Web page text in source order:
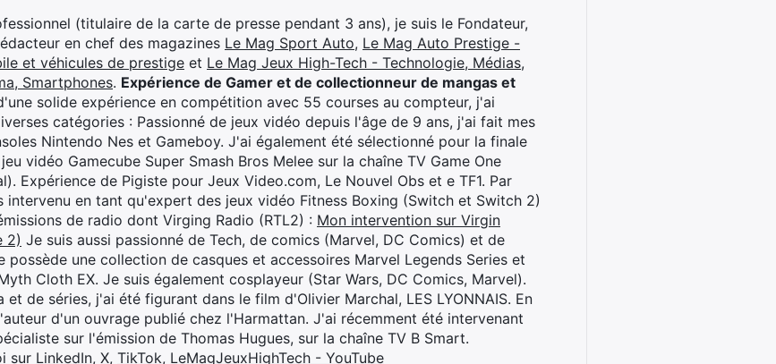
(titulaire de la carte de presse pendant 3 ans), je suis le Fondateur,
en chef des magazines Le Mag Sport Auto, Le Mag Auto Prestige -
et véhicules de prestige et Le Mag Jeux High-Tech - Technologie, Médias,
Smartphones. Expérience de Gamer et de collectionneur de mangas et
solide expérience en compétition avec 55 courses au compteur, j'ai
catégories : Passionné de jeux vidéo depuis l'âge de 9 ans, j'ai fait mes
Nintendo Nes et Gameboy. J'ai également été sélectionné pour la finale
vidéo Gamecube Super Smash Bros Melee sur la chaîne TV Game One
Expérience de Pigiste pour Jeux Video.com, Le Nouvel Obs et e TF1. Par
intervenu en tant qu'expert des jeux vidéo Fitness Boxing (Switch et Switch 2)
de radio dont Virging Radio (RTL2) : Mon intervention sur Virgin
2) Je suis aussi passionné de Tech, de comics (Marvel, DC Comics) et de
possède une collection de casques et accessoires Marvel Legends Series et
Cloth EX. Je suis également cosplayeur (Star Wars, DC Comics, Marvel).
et de séries, j'ai été figurant dans le film d'Olivier Marchal, LES LYONNAIS. En
d'un ouvrage publié chez l'Harmattan. J'ai récemment été intervenant
sur l'émission de Thomas Hugues, sur la chaîne TV B Smart.
sur LinkedIn, X, TikTok, LeMagJeuxHighTech - YouTube